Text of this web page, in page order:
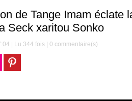
de Tange Imam éclate
Seck xaritou Sonko
| Lu 344 fois |0 commentaire(s)